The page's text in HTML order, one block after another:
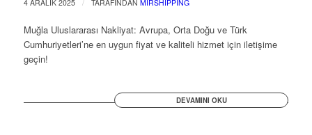
4 ARALIK 2025 TARAFINDAN MIRSHIPPING
Muğla Uluslararası Nakliyat: Avrupa, Orta Doğu ve Türk
Cumhuriyetleri’ne en uygun fiyat ve kaliteli hizmet için iletişime
geçin!
DEVAMINI OKU